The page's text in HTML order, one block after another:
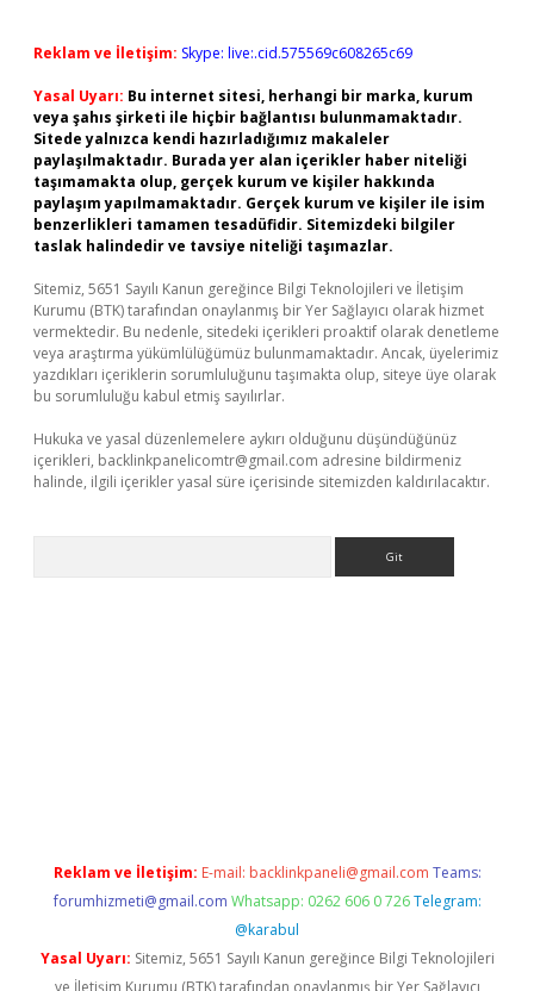
Reklam ve İletişim: Skype: live:.cid.575569c608265c69
Yasal Uyarı: Bu internet sitesi, herhangi bir marka, kurum
veya şahıs şirketi ile hiçbir bağlantısı bulunmamaktadır.
Sitede yalnızca kendi hazırladığımız makaleler
paylaşılmaktadır. Burada yer alan içerikler haber niteliği
taşımamakta olup, gerçek kurum ve kişiler hakkında
paylaşım yapılmamaktadır. Gerçek kurum ve kişiler ile isim
benzerlikleri tamamen tesadüfidir. Sitemizdeki bilgiler
taslak halindedir ve tavsiye niteliği taşımazlar.
Sitemiz, 5651 Sayılı Kanun gereğince Bilgi Teknolojileri ve İletişim
Kurumu (BTK) tarafından onaylanmış bir Yer Sağlayıcı olarak hizmet
vermektedir. Bu nedenle, sitedeki içerikleri proaktif olarak denetleme
veya araştırma yükümlülüğümüz bulunmamaktadır. Ancak, üyelerimiz
yazdıkları içeriklerin sorumluluğunu taşımakta olup, siteye üye olarak
bu sorumluluğu kabul etmiş sayılırlar.
Hukuka ve yasal düzenlemelere aykırı olduğunu düşündüğünüz
içerikleri, backlinkpanelicomtr@gmail.com adresine bildirmeniz
halinde, ilgili içerikler yasal süre içerisinde sitemizden kaldırılacaktır.
Reklam ve İletişim: E-mail: backlinkpaneli@gmail.com Teams:
forumhizmeti@gmail.com Whatsapp: 0262 606 0 726 Telegram:
@karabul
Yasal Uyarı: Sitemiz, 5651 Sayılı Kanun gereğince Bilgi Teknolojileri
ve İletişim Kurumu (BTK) tarafından onaylanmış bir Yer Sağlayıcı